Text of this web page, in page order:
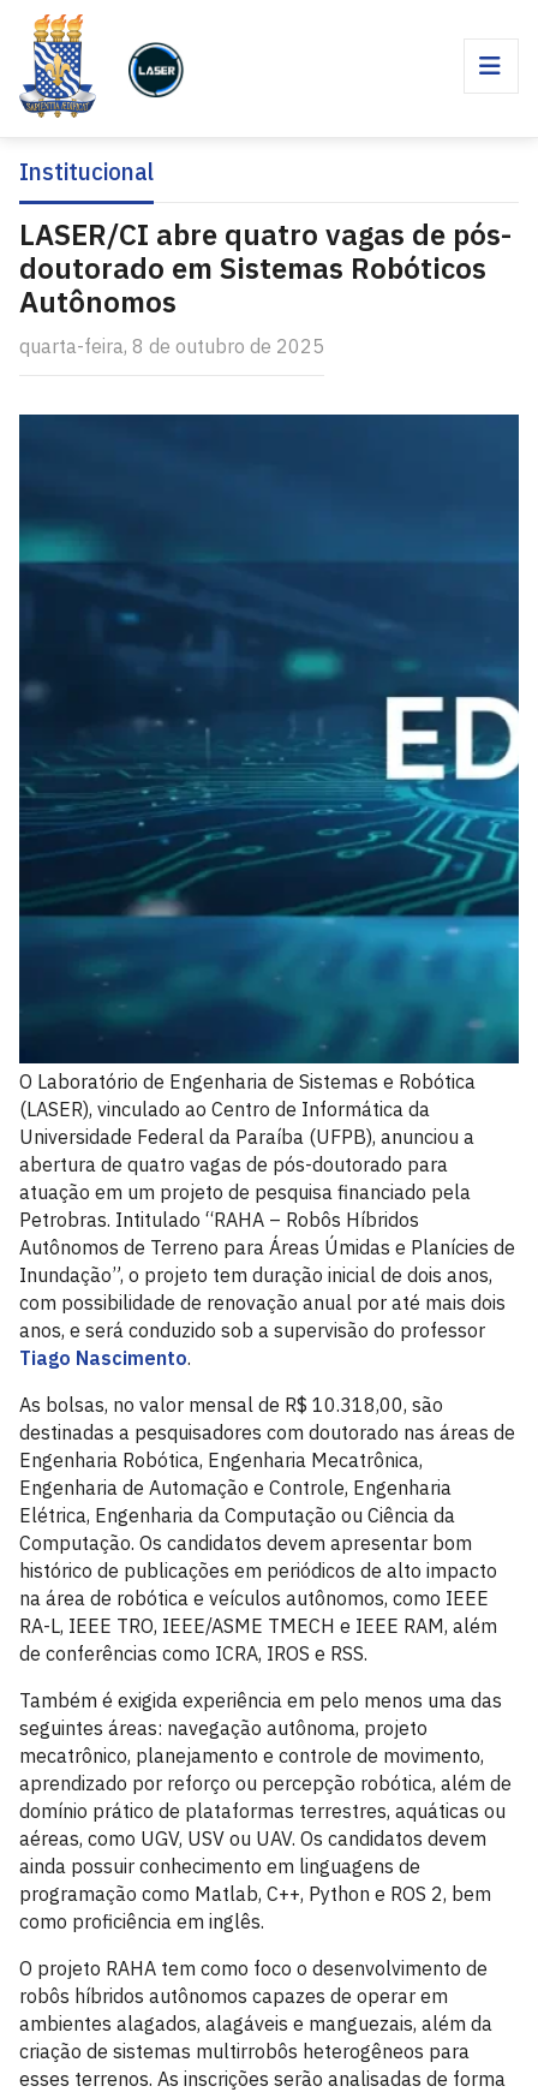
Institucional
LASER/CI abre quatro vagas de pós-
doutorado em Sistemas Robóticos
Autônomos
quarta-feira, 8 de outubro de 2025
O Laboratório de Engenharia de Sistemas e Robótica
(LASER), vinculado ao Centro de Informática da
Universidade Federal da Paraíba (UFPB), anunciou a
abertura de quatro vagas de pós-doutorado para
atuação em um projeto de pesquisa financiado pela
Petrobras. Intitulado “RAHA – Robôs Híbridos
Autônomos de Terreno para Áreas Úmidas e Planícies de
Inundação”, o projeto tem duração inicial de dois anos,
com possibilidade de renovação anual por até mais dois
anos, e será conduzido sob a supervisão do professor
Tiago Nascimento.
As bolsas, no valor mensal de R$ 10.318,00, são
destinadas a pesquisadores com doutorado nas áreas de
Engenharia Robótica, Engenharia Mecatrônica,
Engenharia de Automação e Controle, Engenharia
Elétrica, Engenharia da Computação ou Ciência da
Computação. Os candidatos devem apresentar bom
histórico de publicações em periódicos de alto impacto
na área de robótica e veículos autônomos, como IEEE
RA-L, IEEE TRO, IEEE/ASME TMECH e IEEE RAM, além
de conferências como ICRA, IROS e RSS.
Também é exigida experiência em pelo menos uma das
seguintes áreas: navegação autônoma, projeto
mecatrônico, planejamento e controle de movimento,
aprendizado por reforço ou percepção robótica, além de
domínio prático de plataformas terrestres, aquáticas ou
aéreas, como UGV, USV ou UAV. Os candidatos devem
ainda possuir conhecimento em linguagens de
programação como Matlab, C++, Python e ROS 2, bem
como proficiência em inglês.
O projeto RAHA tem como foco o desenvolvimento de
robôs híbridos autônomos capazes de operar em
ambientes alagados, alagáveis e manguezais, além da
criação de sistemas multirrobôs heterogêneos para
esses terrenos. As inscrições serão analisadas de forma